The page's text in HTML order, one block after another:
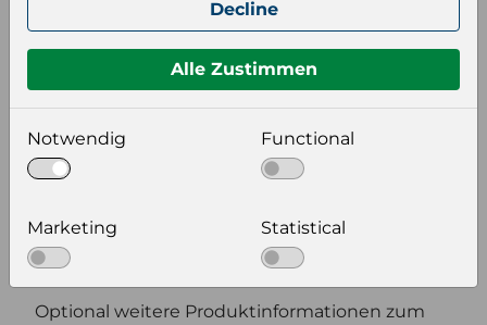
Bildeinstellungen
wählen Sie eine Auflösung für Ihr Bild aus
Optional weitere Produktinformationen zum
Decline
Alle Zustimmen
Notwendig Functional
Marketing Statistical